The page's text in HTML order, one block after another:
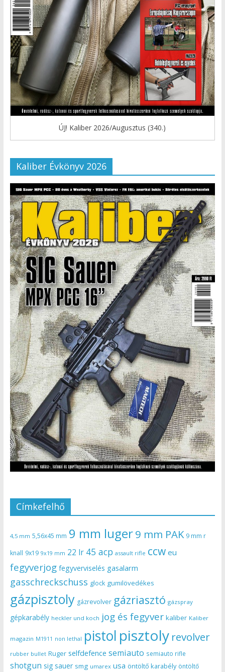
ÚJ! Kaliber 2026/Augusztus (340.)
Kaliber Évkönyv 2026
Címkefelhő
4,5 mm 5,56x45 mm 9 mm luger9 mm PAK 9 mm r
knall 9x19 9x19 mm 22 lr 45 acp assault rifle ccw eu
fegyverjog fegyverviselés gasalarm
gasschreckschuss glock gumilövedékes
gázpisztoly gázrevolver gázriasztó gázspray
gépkarabély heckler und koch jog és fegyver kaliber Kaliber
magazin M1911 non lethal pistol pisztoly revolver
rubber bullet Ruger selfdefence semiauto semiauto rifle
shotgun sig sauer smg umarex usa öntöltő karabély öntöltő